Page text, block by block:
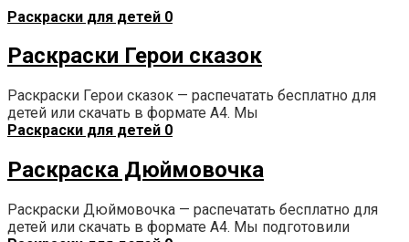
Раскраски для детей 0
Раскраски Герои сказок
Раскраски Герои сказок — распечатать бесплатно для
детей или скачать в формате А4. Мы
Раскраски для детей 0
Раскраска Дюймовочка
Раскраски Дюймовочка — распечатать бесплатно для
детей или скачать в формате А4. Мы подготовили